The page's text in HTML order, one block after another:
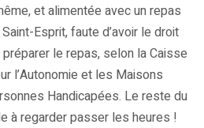
et alimentée avec un repas
Esprit, faute d’avoir le droit
le repas, selon la Caisse
l’Autonomie et les Maisons
Handicapées. Le reste du
à regarder passer les heures !